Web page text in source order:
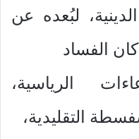
لبُعده عن
الفساد
الرياسية،
التقليدية،